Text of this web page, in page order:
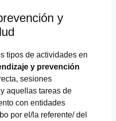
y
tipos de actividades en
y prevención
sesiones
aquellas tareas de
con entidades
por el/la referente/ del